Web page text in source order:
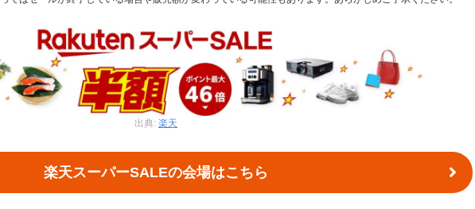
出典: 楽天
楽天スーパーSALEの会場はこちら